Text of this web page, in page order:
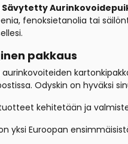
Sävytetty
fenoksietanolia tai
pakkaus
aurinkovoiteiden
Odyskin on hyväksi
kehitetään ja
yksi Euroopan